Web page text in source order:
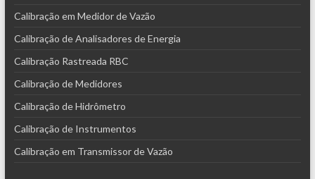
Calibração em Medidor de Vazão
Calibração de Analisadores de Energia
Calibração Rastreada RBC
Calibração de Medidores
Calibração de Hidrômetro
Calibração de Instrumentos
Calibração em Transmissor de Vazão